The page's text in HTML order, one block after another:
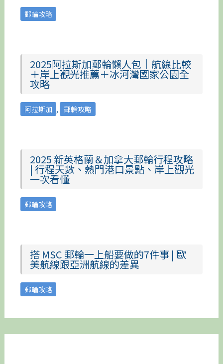
郵輪攻略
2025阿拉斯加郵輪懶人包｜航線比較
＋岸上觀光推薦＋冰河灣國家公園全
攻略
阿拉斯加 , 郵輪攻略
2025 新英格蘭＆加拿大郵輪行程攻略
| 行程天數、熱門港口景點、岸上觀光
一次看懂
郵輪攻略
搭 MSC 郵輪一上船要做的7件事 | 歐
美航線跟亞洲航線的差異
郵輪攻略